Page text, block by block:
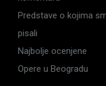
Predstave o kojima
pisali
Najbolje ocenjene
Opere u Beogradu